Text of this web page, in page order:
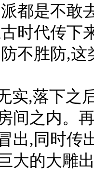
都是不敢
时代传下
不胜防,
实,落下之
间之内。
出,同时传
大的大雕